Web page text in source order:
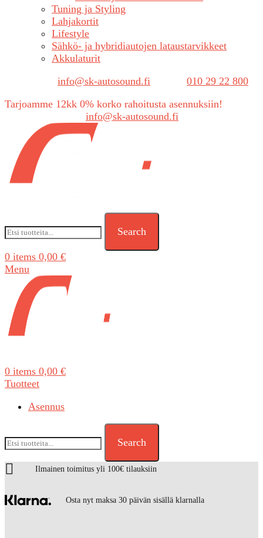
Tuning ja Styling
Lahjakortit
Lifestyle
Sähkö- ja hybridiautojen lataustarvikkeet
Akkulaturit
info@sk-autosound.fi
010 29 22 800
Tarjoamme 12kk 0% korko rahoitusta asennuksiin!
info@sk-autosound.fi
Search
0 items 0,00 €
Menu
0 items 0,00 €
Tuotteet
Asennus
Search
Ilmainen toimitus yli 100€ tilauksiin
Osta nyt maksa 30 päivän sisällä klarnalla